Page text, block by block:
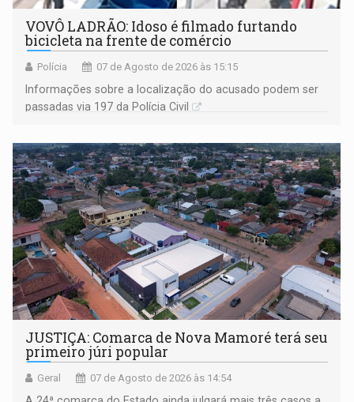
VOVÔ LADRÃO: Idoso é filmado furtando
bicicleta na frente de comércio
Polícia 07 de Agosto de 2026 às 15:15
Informações sobre a localização do acusado podem ser
passadas via 197 da Polícia Civil
JUSTIÇA: Comarca de Nova Mamoré terá seu
primeiro júri popular
Geral 07 de Agosto de 2026 às 14:54